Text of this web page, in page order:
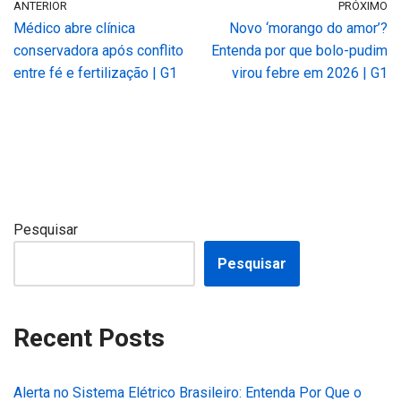
ANTERIOR
Médico abre clínica
conservadora após conflito
entre fé e fertilização | G1
PRÓXIMO
Novo ‘morango do amor’?
Entenda por que bolo-pudim
virou febre em 2026 | G1
Pesquisar
Pesquisar
Recent Posts
Alerta no Sistema Elétrico Brasileiro: Entenda Por Que o